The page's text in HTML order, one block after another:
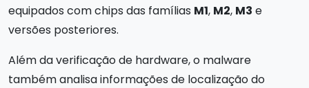
equipados com chips das famílias M1, M2, M3 e
versões posteriores.
Além da verificação de hardware, o malware
também analisa informações de localização do